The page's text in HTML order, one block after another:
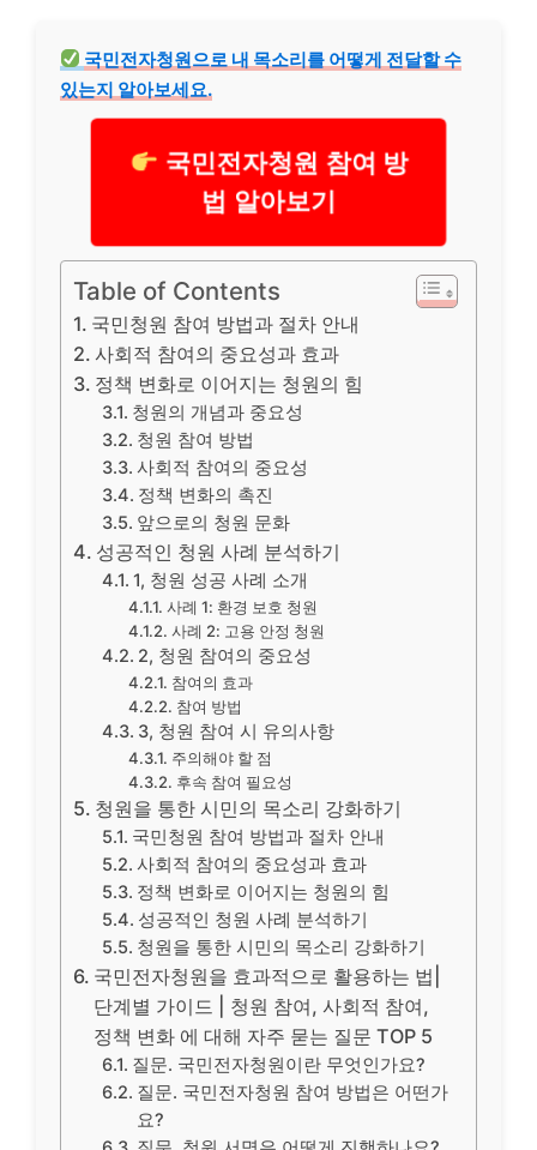
국민전자청원으로 내 목소리를 어떻게 전달할 수
있는지 알아보세요.
국민전자청원 참여 방
법 알아보기
Table of Contents
국민청원 참여 방법과 절차 안내
사회적 참여의 중요성과 효과
정책 변화로 이어지는 청원의 힘
청원의 개념과 중요성
청원 참여 방법
사회적 참여의 중요성
정책 변화의 촉진
앞으로의 청원 문화
성공적인 청원 사례 분석하기
1, 청원 성공 사례 소개
사례 1: 환경 보호 청원
사례 2: 고용 안정 청원
2, 청원 참여의 중요성
참여의 효과
참여 방법
3, 청원 참여 시 유의사항
주의해야 할 점
후속 참여 필요성
청원을 통한 시민의 목소리 강화하기
국민청원 참여 방법과 절차 안내
사회적 참여의 중요성과 효과
정책 변화로 이어지는 청원의 힘
성공적인 청원 사례 분석하기
청원을 통한 시민의 목소리 강화하기
국민전자청원을 효과적으로 활용하는 법|
단계별 가이드 | 청원 참여, 사회적 참여,
정책 변화 에 대해 자주 묻는 질문 TOP 5
질문. 국민전자청원이란 무엇인가요?
질문. 국민전자청원 참여 방법은 어떤가
요?